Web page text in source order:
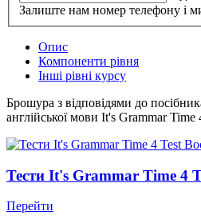
Залиште нам номер телефону і
Опис
Компоненти рівня
Інші рівні курсу
Брошура з відповідями до
англійської мови It's Grammar Time
Тести It's Grammar Time 4
Перейти